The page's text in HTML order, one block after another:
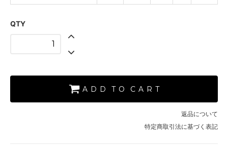
SOLD OUT
【V.IVORY】
QTY
A D D T O C A R T
返品について
特定商取引法に基づく表記